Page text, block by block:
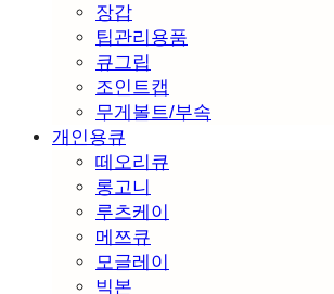
장갑
팁관리용품
큐그립
조인트캡
무게볼트/부속
개인용큐
떼오리큐
롱고니
루츠케이
메쯔큐
모글레이
빅본